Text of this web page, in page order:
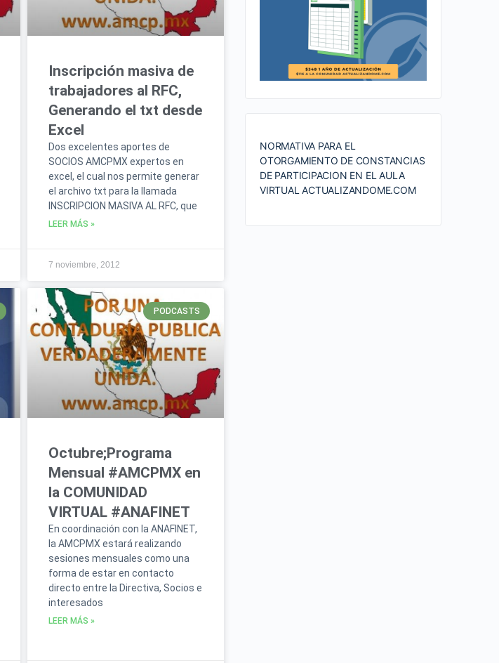
Inscripción masiva de
trabajadores al RFC,
Generando el txt desde
Excel
Dos excelentes aportes de
SOCIOS AMCPMX expertos en
excel, el cual nos permite generar
el archivo txt para la llamada
INSCRIPCION MASIVA AL RFC, que
LEER MÁS »
7 noviembre, 2012
PODCASTS
Octubre;Programa
Mensual #AMCPMX en
la COMUNIDAD
VIRTUAL #ANAFINET
En coordinación con la ANAFINET,
la AMCPMX estará realizando
sesiones mensuales como una
forma de estar en contacto
directo entre la Directiva, Socios e
interesados
LEER MÁS »
NORMATIVA PARA EL
OTORGAMIENTO DE CONSTANCIAS
DE PARTICIPACION EN EL AULA
VIRTUAL ACTUALIZANDOME.COM